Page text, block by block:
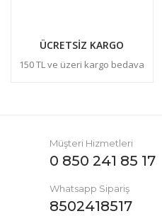
ÜCRETSİZ KARGO
150 TL ve üzeri kargo bedava
Müşteri Hizmetleri
0 850 241 85 17
Whatsapp Sipariş
8502418517